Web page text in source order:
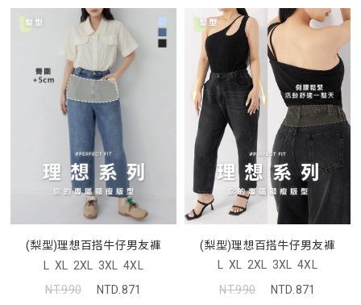
(梨型)理想百搭牛仔男友褲
L XL 2XL 3XL 4XL
NT.990
NTD.871
(梨型)理想百搭牛仔男友褲
L XL 2XL 3XL 4XL
NT.990
NTD.871